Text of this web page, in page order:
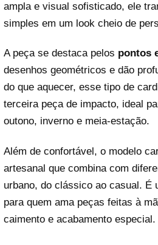
ampla e visual sofisticado, ele
simples em um look cheio de
A peça se destaca pelos pontos
desenhos geométricos e dão
do que aquecer, esse tipo de
terceira peça de impacto, ideal
outono, inverno e meia-estação.
Além de confortável, o modelo
artesanal que combina com
urbano, do clássico ao casual. É
para quem ama peças feitas à
caimento e acabamento especial.